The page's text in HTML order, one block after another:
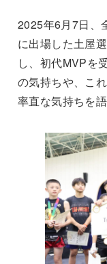
2025年6月7日、
に出場した土屋
し、初代MVPを
の気持ちや、こ
率直な気持ちを